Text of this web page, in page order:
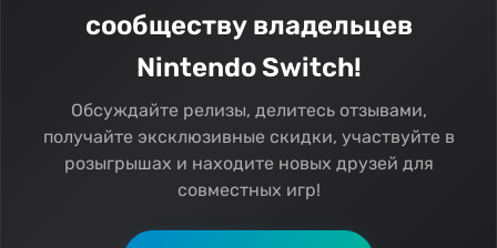
сообществу владельцев
Nintendo Switch!
Обсуждайте релизы, делитесь отзывами,
получайте эксклюзивные скидки, участвуйте в
розыгрышах и находите новых друзей для
совместных игр!